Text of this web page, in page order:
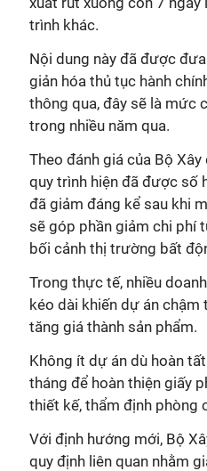
trình khác.
Nội dung này đã được
giản hóa thủ tục hành
thông qua, đây sẽ là mức
trong nhiều năm qua.
Theo đánh giá của Bộ
quy trình hiện đã được số
đã giảm đáng kể sau khi
sẽ góp phần giảm chi phí
bối cảnh thị trường bất
Trong thực tế, nhiều
kéo dài khiến dự án chậm
tăng giá thành sản phẩm.
Không ít dự án dù hoàn
tháng để hoàn thiện giấy
thiết kế, thẩm định phòng
Với định hướng mới, Bộ
quy định liên quan nhằm